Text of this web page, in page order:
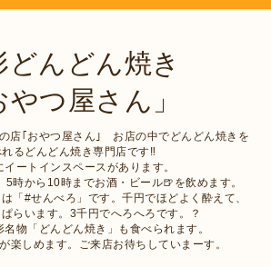
どんどん焼き
やつ屋さん」
店｢おやつ屋さん｣ お店の中でどんどん焼きを
るどんどん焼き専門店です‼︎
イートインスペースがあります。
5時から10時までお酒・ビール🍺を飲めます。
「#せんべろ」です。千円でほどよく酔えて、
らいます。3千円でへろへろです。？
名物「どんどん焼き」も食べられます。
楽しめます。ご来店お待ちしていまーす。